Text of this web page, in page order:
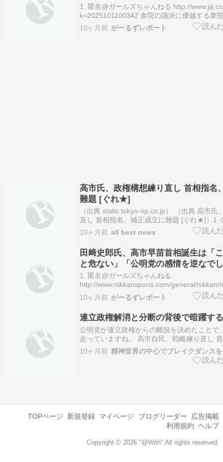
1. 匿名@ガールズちゃんねる http://
k=2025101100342 参院の議決に優越する衆
で与党が計２２０議席を占め、立民、維新、
た２１０議席では及ばなかった。しかし、２
10ヶ月前 がーるずレポート
高市氏、政権構想練り直し 首相指名
難題 [ぐれ★]
（出典 static.tokyo-np.co.jp） （出典 高市氏
直し 首相指名、補正成立に難題 [ぐれ★]）1
2025/10/11(土) 06:59:58.72
5:29 共同通信 自民党の高市早苗総裁…
10ヶ月前 all best news
田﨑史郎氏、高市早苗首相誕生は「
と危ない」「公明党の感情を逆なで
1. 匿名@ガールズちゃんねる
http://www.nikkansports.com/general/
田﨑氏は「決選投票は（票が）多い人が当選
がまとめた人、例えば（国民民主代表の）玉
指…
10ヶ月前 がーるずレポート
連立政権解消と分断の背後で暗躍す
公明党が連立政権からの離脱を決めたことで
走っていますね。 高市自民、戦略練り直し
駆け引き本格化自民党の高市早苗総裁は公明
らの離脱決定を受け、今後の戦略の練り直し
の協力を失うことで、首相の座に就いても厳
10ヶ月前 精神世界の中心でブレイクダンス
TOPページ 新規登録 マイページ ブログリーダー
広告掲載
利用規約 ヘルプ
Copyright © 2026 "@With" All rights reserved.